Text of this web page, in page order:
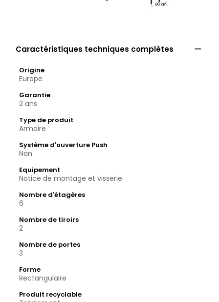
Caractéristiques techniques complètes 
Origine
Europe
Garantie
2 ans
Type de produit
Armoire
Système d'ouverture Push
Non
Equipement
Notice de montage et visserie
Nombre d'étagères
6
Nombre de tiroirs
2
Nombre de portes
3
Forme
Rectangulaire
Produit recyclable